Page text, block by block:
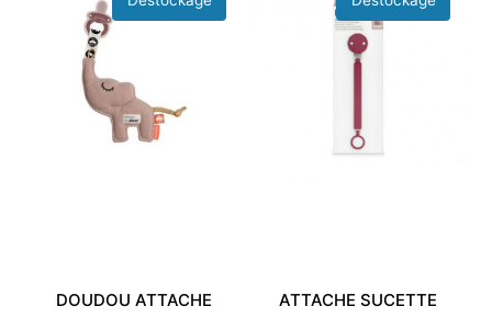
DOUDOU ATTACHE ATTACHE SUCETTE